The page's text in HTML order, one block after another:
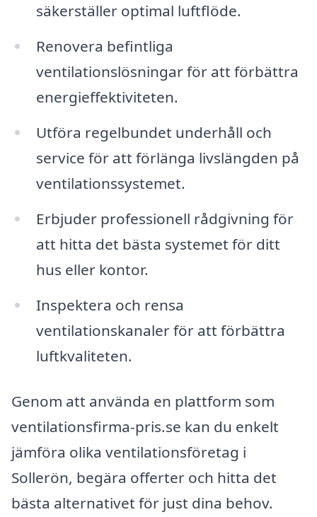
säkerställer optimal luftflöde.
Renovera befintliga
ventilationslösningar för att förbättra
energieffektiviteten.
Utföra regelbundet underhåll och
service för att förlänga livslängden på
ventilationssystemet.
Erbjuder professionell rådgivning för
att hitta det bästa systemet för ditt
hus eller kontor.
Inspektera och rensa
ventilationskanaler för att förbättra
luftkvaliteten.
Genom att använda en plattform som
ventilationsfirma-pris.se kan du enkelt
jämföra olika ventilationsföretag i
Sollerön, begära offerter och hitta det
bästa alternativet för just dina behov.